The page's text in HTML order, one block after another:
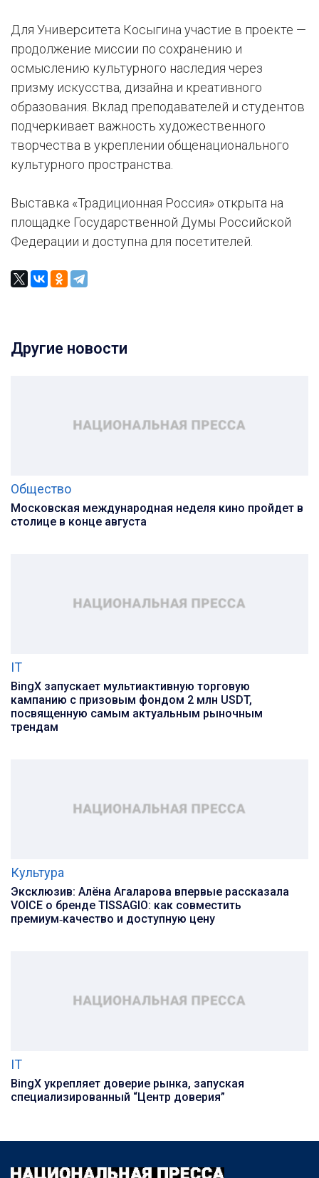
Для Университета Косыгина участие в проекте —
продолжение миссии по сохранению и
осмыслению культурного наследия через
призму искусства, дизайна и креативного
образования. Вклад преподавателей и студентов
подчеркивает важность художественного
творчества в укреплении общенационального
культурного пространства.
Выставка «Традиционная Россия» открыта на
площадке Государственной Думы Российской
Федерации и доступна для посетителей.
Другие новости
Общество
Московская международная неделя кино пройдет в
столице в конце августа
IT
BingX запускает мультиактивную торговую
кампанию с призовым фондом 2 млн USDT,
посвященную самым актуальным рыночным
трендам
Культура
Эксклюзив: Алёна Агаларова впервые рассказала
VOICE о бренде TISSAGIO: как совместить
премиум‑качество и доступную цену
IT
BingX укрепляет доверие рынка, запуская
специализированный “Центр доверия”